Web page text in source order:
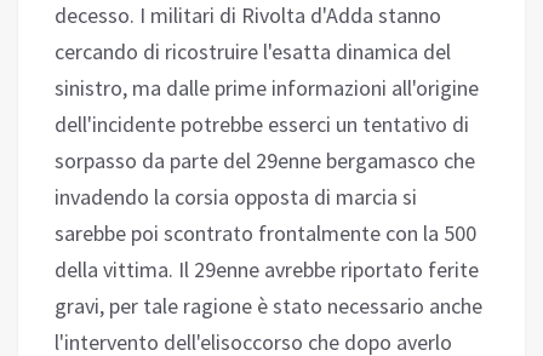
decesso. I militari di Rivolta d'Adda stanno
cercando di ricostruire l'esatta dinamica del
sinistro, ma dalle prime informazioni all'origine
dell'incidente potrebbe esserci un tentativo di
sorpasso da parte del 29enne bergamasco che
invadendo la corsia opposta di marcia si
sarebbe poi scontrato frontalmente con la 500
della vittima. Il 29enne avrebbe riportato ferite
gravi, per tale ragione è stato necessario anche
l'intervento dell'elisoccorso che dopo averlo